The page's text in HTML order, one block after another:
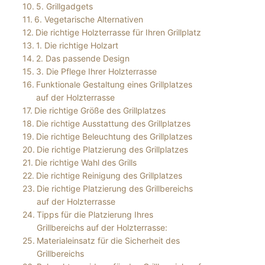
5. Grillgadgets
6. Vegetarische Alternativen
Die richtige Holzterrasse für Ihren Grillplatz
1. Die richtige Holzart
2. Das passende Design
3. Die Pflege Ihrer Holzterrasse
Funktionale Gestaltung eines Grillplatzes
auf der Holzterrasse
Die richtige Größe des Grillplatzes
Die richtige Ausstattung des Grillplatzes
Die richtige Beleuchtung des Grillplatzes
Die richtige Platzierung des Grillplatzes
Die richtige Wahl des Grills
Die richtige Reinigung des Grillplatzes
Die richtige Platzierung des Grillbereichs
auf der Holzterrasse
Tipps für die Platzierung Ihres
Grillbereichs auf der Holzterrasse:
Materialeinsatz für die Sicherheit des
Grillbereichs